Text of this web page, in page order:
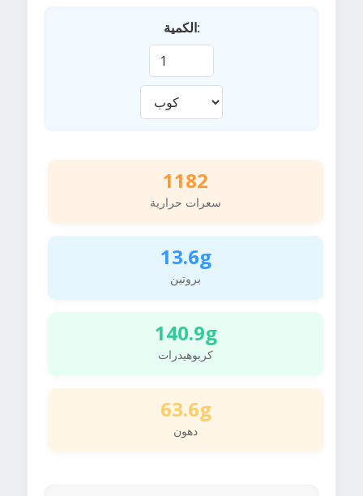
الكمية:
1182
سعرات حرارية
13.6g
بروتين
140.9g
كربوهيدرات
63.6g
دهون